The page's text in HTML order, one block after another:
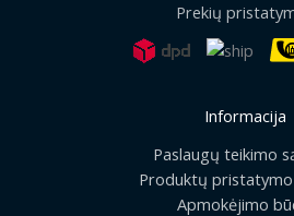
Prekių
Informacija
Paslaugų teikimo
Produktų
Apmokėjimo